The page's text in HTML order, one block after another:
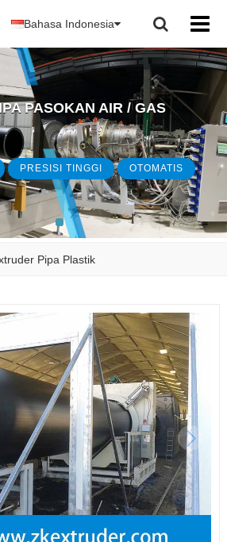
Bahasa Indonesia
PASOKAN AIR / GAS
PRESISI TINGGI OTOMATIS
Pipa Plastik